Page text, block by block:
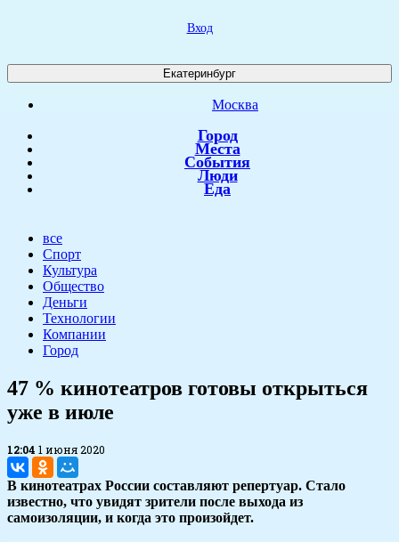
Вход
Екатеринбург
Москва
Город
Места
События
Люди
Еда
все
Спорт
Культура
Общество
Деньги
Технологии
Компании
Город
47 % кинотеатров готовы открыться
уже в июле
12:04 1 июня 2020
В кинотеатрах России составляют репертуар. Стало
известно, что увидят зрители после выхода из
самоизоляции, и когда это произойдет.